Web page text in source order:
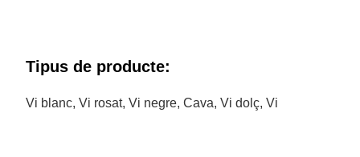
Tipus de producte:
Vi blanc, Vi rosat, Vi negre, Cava, Vi dolç, Vi